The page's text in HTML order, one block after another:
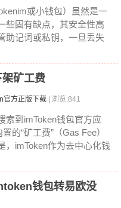
或小钱包）虽然是一
些固有缺点，其安全性高
助记词或私钥，一旦丢失
矿工费
官方正版下载 | 浏览:841
索到imToken钱包官方应
的“矿工费”（Gas Fee）
，imToken作为去中心化钱
钱包转易欧没